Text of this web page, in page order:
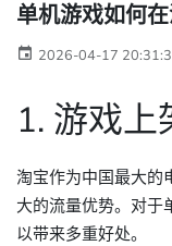
单机游戏如何
2026-04-17
1. 游戏
淘宝作为中国最大的
大的流量优势。对于
以带来多重好处。